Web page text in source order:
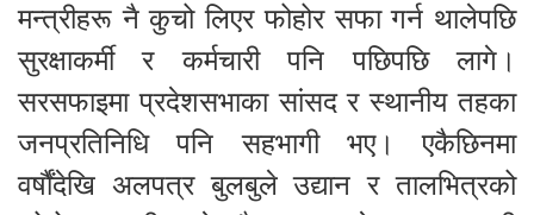
मन्त्रीहरू नै कुचो लिएर फोहोर सफा गर्न थालेपछि
सुरक्षाकर्मी र कर्मचारी पनि पछिपछि लागे।
सरसफाइमा प्रदेशसभाका सांसद र स्थानीय तहका
जनप्रतिनिधि पनि सहभागी भए। एकैछिनमा
वर्षौंदेखि अलपत्र बुलबुले उद्यान र तालभित्रको